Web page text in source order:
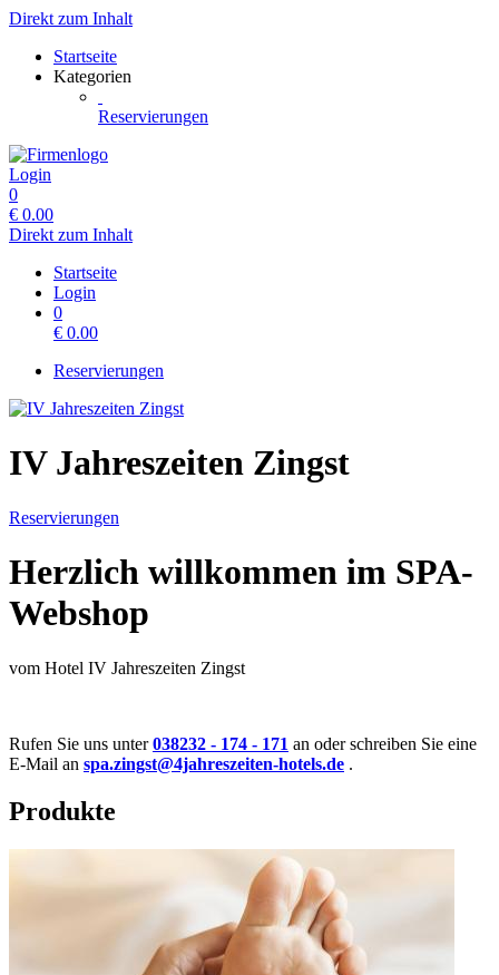
Direkt zum Inhalt
Startseite
Kategorien
Reservierungen
Login
0
€ 0.00
Direkt zum Inhalt
Startseite
Login
0
€ 0.00
Reservierungen
IV Jahreszeiten Zingst
Reservierungen
Herzlich willkommen im SPA-
Webshop
vom Hotel IV Jahreszeiten Zingst
Rufen Sie uns unter038232 - 174 - 171 an oder schreiben Sie eine
E-Mail an spa.zingst@4jahreszeiten-hotels.de .
Produkte